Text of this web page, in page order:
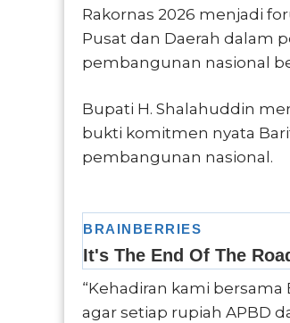
Rakornas 2026 menjadi
Pusat dan Daerah dalam
pembangunan nasional
Bupati H. Shalahuddin
bukti komitmen nyata
pembangunan nasional.
“Kehadiran kami
agar setiap rupiah APBD